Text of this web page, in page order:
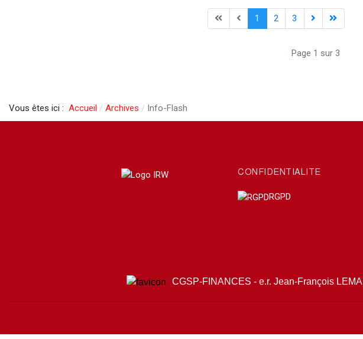
1 2 3
Page 1 sur 3
Vous êtes ici : Accueil Archives Info-Flash
CONFIDENTIALITE
RGPD
CGSP-FINANCES - e.r. Jean-François